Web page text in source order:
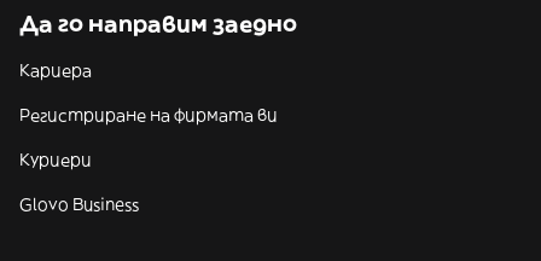
Да го направим заедно
Кариера
Регистриране на фирмата ви
Куриери
Glovo Business